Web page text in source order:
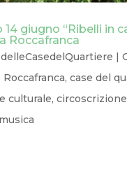
14 giugno “Ribelli in
Roccafranca
|
Roccafranca, case del
culturale,
musica